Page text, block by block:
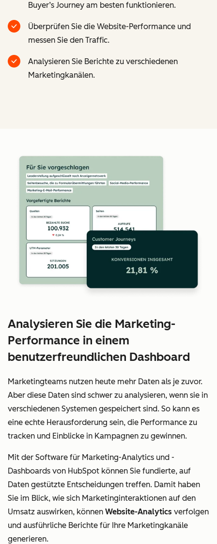
Buyer’s Journey am besten funktionieren.
Überprüfen Sie die Website-Performance und
messen Sie den Traffic.
Analysieren Sie Berichte zu verschiedenen
Marketingkanälen.
Analysieren Sie die Marketing-
Performance in einem
benutzerfreundlichen Dashboard
Marketingteams nutzen heute mehr Daten als je zuvor.
Aber diese Daten sind schwer zu analysieren, wenn sie in
verschiedenen Systemen gespeichert sind. So kann es
eine echte Herausforderung sein, die Performance zu
tracken und Einblicke in Kampagnen zu gewinnen.
Mit der Software für Marketing-Analytics und -
Dashboards von HubSpot können Sie fundierte, auf
Daten gestützte Entscheidungen treffen. Damit haben
Sie im Blick, wie sich Marketinginteraktionen auf den
Umsatz auswirken, können Website-Analytics verfolgen
und ausführliche Berichte für Ihre Marketingkanäle
generieren.